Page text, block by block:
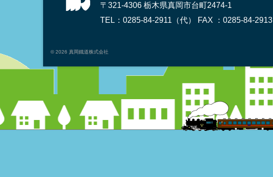
〒321-4306 栃木県真岡市台町2474-1
TEL：0285-84-2911（代）
FAX ：0285-84-2913
© 2026 真岡鐵道株式会社